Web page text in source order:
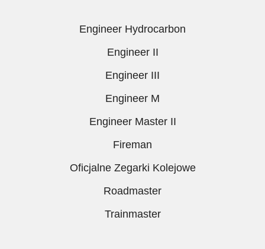
Engineer Hydrocarbon
Engineer II
Engineer III
Engineer M
Engineer Master II
Fireman
Oficjalne Zegarki Kolejowe
Roadmaster
Trainmaster